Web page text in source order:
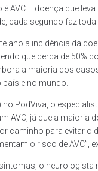
é AVC – doença que
cada segundo faz toda
ano a incidência da
que cerca de 50%
a maioria dos
e no mundo.
no PodViva, o
AVC, já que a maioria
caminho para evitar
o risco de AVC”,
o neurologista